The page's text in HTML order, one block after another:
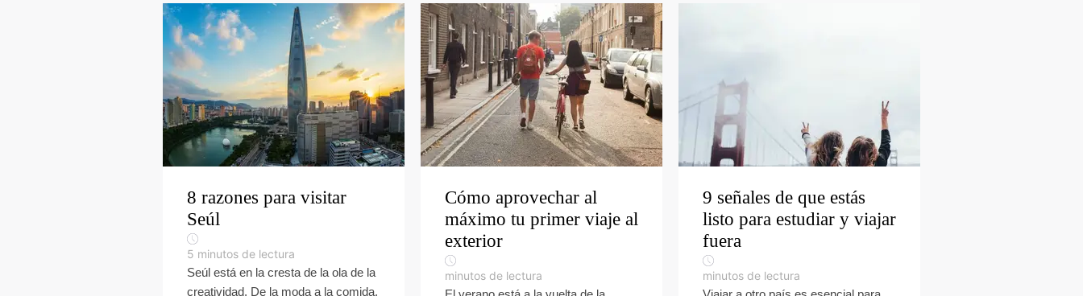
8 razones para visitar
Seúl
5 minutos de lectura
Seúl está en la cresta de la ola de la
creatividad. De la moda a la comida,
Cómo aprovechar al
máximo tu primer viaje al
exterior
minutos de lectura
9 señales de que estás
listo para estudiar y viajar
fuera
minutos de lectura